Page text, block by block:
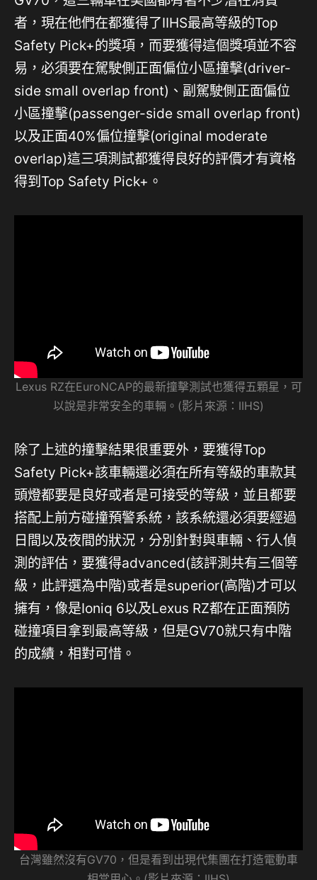
者，現在他們在都獲得了IIHS最高等級的Top
Safety Pick+的獎項，而要獲得這個獎項並不容
易，必須要在駕駛側正面偏位小區撞擊(driver-
side small overlap front)、副駕駛側正面偏位
小區撞擊(passenger-side small overlap front)
以及正面40%偏位撞擊(original moderate
overlap)這三項測試都獲得良好的評價才有資格
得到Top Safety Pick+。
Lexus RZ在EuroNCAP的最新撞擊測試也獲得五顆星，可
以說是非常安全的車輛。(影片來源：IIHS)
除了上述的撞擊結果很重要外，要獲得Top
Safety Pick+該車輛還必須在所有等級的車款其
頭燈都要是良好或者是可接受的等級，並且都要
搭配上前方碰撞預警系統，該系統還必須要經過
日間以及夜間的狀況，分別針對與車輛、行人偵
測的評估，要獲得advanced(該評測共有三個等
級，此評選為中階)或者是superior(高階)才可以
擁有，像是Ioniq 6以及Lexus RZ都在正面預防
碰撞項目拿到最高等級，但是GV70就只有中階
的成績，相對可惜。
台灣雖然沒有GV70，但是看到出現代集團在打造電動車